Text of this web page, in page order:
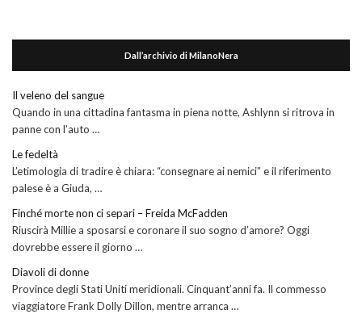
Dall’archivio di MilanoNera
Il veleno del sangue
Quando in una cittadina fantasma in piena notte, Ashlynn si ritrova in
panne con l’auto …
Le fedeltà
L’etimologia di tradire è chiara: “consegnare ai nemici” e il riferimento
palese è a Giuda, …
Finché morte non ci separi – Freida McFadden
Riuscirà Millie a sposarsi e coronare il suo sogno d’amore? Oggi
dovrebbe essere il giorno …
Diavoli di donne
Province degli Stati Uniti meridionali. Cinquant’anni fa. Il commesso
viaggiatore Frank Dolly Dillon, mentre arranca …